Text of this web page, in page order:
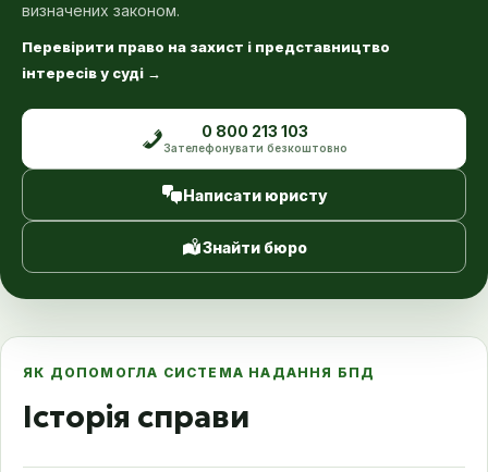
визначених законом.
Перевірити право на захист і представництво
інтересів у суді →
0 800 213 103
Зателефонувати безкоштовно
Написати юристу
Знайти бюро
ЯК ДОПОМОГЛА СИСТЕМА НАДАННЯ БПД
Історія справи